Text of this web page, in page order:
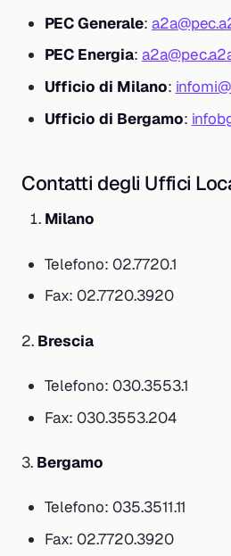
PEC Generale:
PEC Energia:
Ufficio di Milano:
Ufficio di Bergamo:
Contatti degli Uffici
Milano
Telefono: 02.7720.1
Fax: 02.7720.3920
2. Brescia
Telefono: 030.3553.1
Fax: 030.3553.204
3. Bergamo
Telefono: 035.3511.11
Fax: 02.7720.3920